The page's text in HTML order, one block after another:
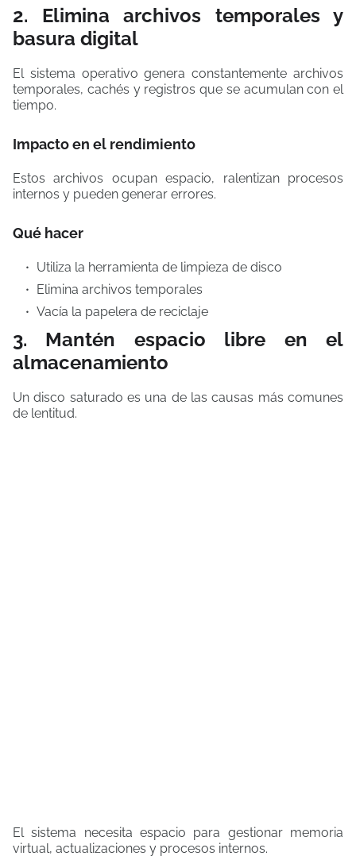
2. Elimina archivos temporales y
basura digital
El sistema operativo genera constantemente archivos
temporales, cachés y registros que se acumulan con el
tiempo.
Impacto en el rendimiento
Estos archivos ocupan espacio, ralentizan procesos
internos y pueden generar errores.
Qué hacer
Utiliza la herramienta de limpieza de disco
Elimina archivos temporales
Vacía la papelera de reciclaje
3. Mantén espacio libre en el
almacenamiento
Un disco saturado es una de las causas más comunes
de lentitud.
El sistema necesita espacio para gestionar memoria
virtual, actualizaciones y procesos internos.